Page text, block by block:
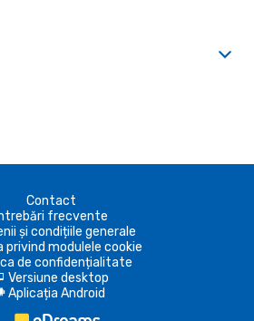
Contact
frecvente
și condițiile generale
privind modulele cookie
de confidențialitate
Versiune desktop
Aplicația Android